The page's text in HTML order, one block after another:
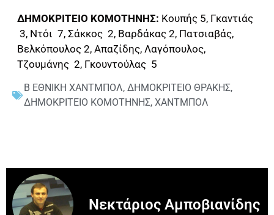
ΔΗΜΟΚΡΙΤΕΙΟ ΚΟΜΟΤΗΝΗΣ: Κουπής 5, Γκαντιάς
3, Ντόι 7, Σάκκος 2, Βαρδάκας 2, Πατσιαβάς,
Βελκόπουλος 2, Απαζίδης, Λαγόπουλος,
Τζουμάνης 2, Γκουντούλας 5
Β ΕΘΝΙΚΗ ΧΑΝΤΜΠΟΛ, ΔΗΜΟΚΡΙΤΕΙΟ ΘΡΑΚΗΣ,
ΔΗΜΟΚΡΙΤΕΙΟ ΚΟΜΟΤΗΝΗΣ, ΧΑΝΤΜΠΟΛ
Νεκτάριος Αμποβιανίδης